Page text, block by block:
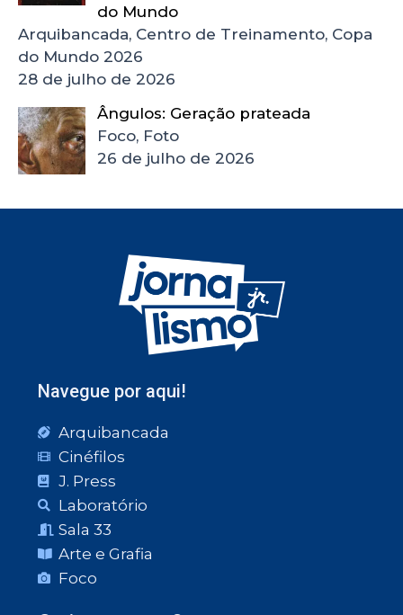
do Mundo
Arquibancada, Centro de Treinamento, Copa
do Mundo 2026
28 de julho de 2026
Ângulos: Geração prateada
Foco, Foto
26 de julho de 2026
Navegue por aqui!
Arquibancada
Cinéfilos
J. Press
Laboratório
Sala 33
Arte e Grafia
Foco